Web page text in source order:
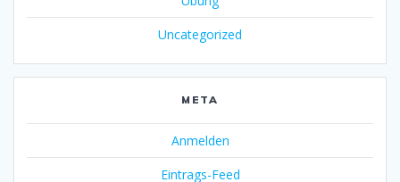
Uncategorized
META
Anmelden
Eintrags-Feed